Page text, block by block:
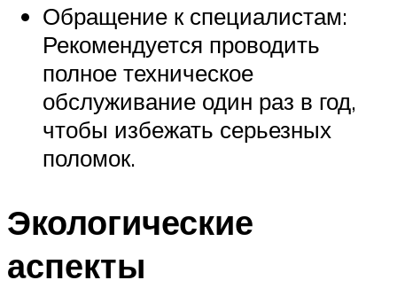
Обращение к специалистам:
Рекомендуется проводить
полное техническое
обслуживание один раз в год,
чтобы избежать серьезных
поломок.
Экологические
аспекты